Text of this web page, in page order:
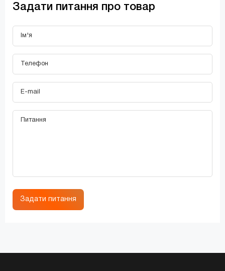
Задати питання про товар
Задати питання